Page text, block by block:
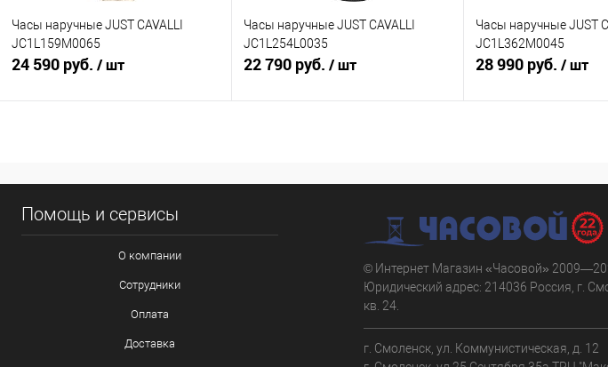
Часы наручные JUST CAVALLI
JC1L159M0065
24 590 руб. / шт
Купить в 1 клик
К сравнению
В избранное
В наличии
Часы наручные JUST CAVALLI
JC1L254L0035
22 790 руб. / шт
Купить в 1 клик
К сравнению
В наличии
Часы наручные JUST
JC1L362M0045
28 990 руб. / шт
Купить в 1 клик
В избранное
Помощь и сервисы
О компании
Сотрудники
Оплата
Доставка
© Интернет Магазин «Часовой»
Юридический адрес: 214036 Россия, г.
кв. 24.
г. Смоленск, ул. Коммунистическая, д. 12